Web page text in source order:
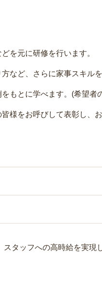
を元に研修を行います。
など、さらに家事スキル
もとに学べます。(希望者
様をお呼びして表彰し、
タッフへの高時給を実現